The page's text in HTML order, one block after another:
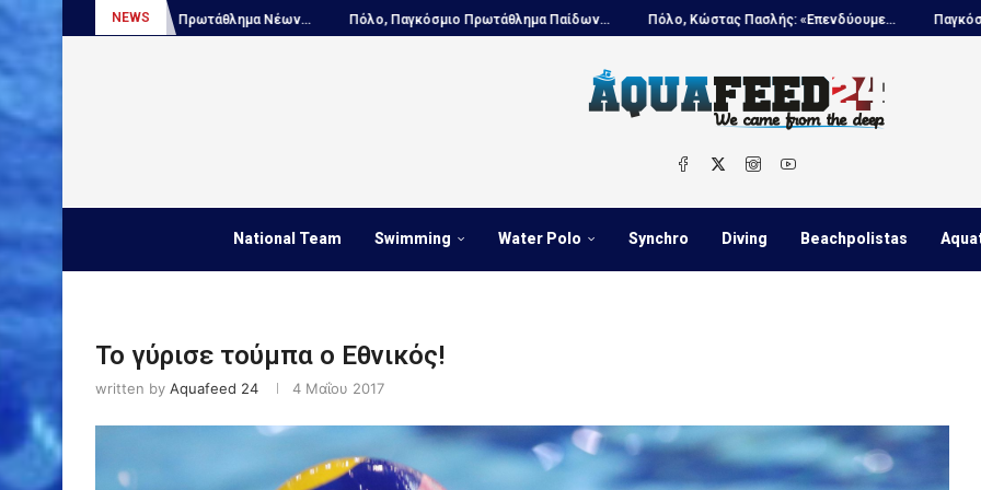
NEWS
Πρωτάθλημα Νέων... Πόλο, Παγκόσμιο Πρωτάθλημα Παίδων... Πόλο, Κώστας Πασλής: «Επενδύουμε... Παγκόσμιο πρωτάθλημα
National Team Swimming Water Polo Synchro Diving Beachpolistas
To γύρισε τούμπα ο Εθνικός!
written by Aquafeed 24 4 Μαΐου 2017